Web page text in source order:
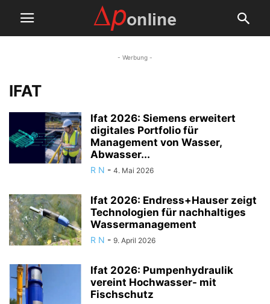
- Werbung -
IFAT
Ifat 2026: Siemens erweitert
digitales Portfolio für
Management von Wasser,
Abwasser...
R N - 4. Mai 2026
Ifat 2026: Endress+Hauser zeigt
Technologien für nachhaltiges
Wassermanagement
R N - 9. April 2026
Ifat 2026: Pumpenhydraulik
vereint Hochwasser- mit
Fischschutz